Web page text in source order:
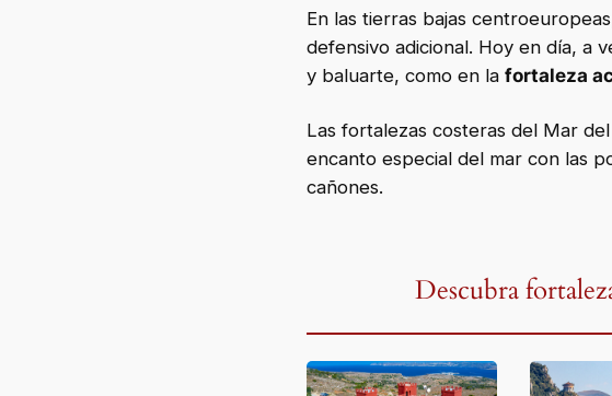
En las tierras bajas
defensivo adicional. Hoy en día, a
y baluarte, como en la fortaleza
Las fortalezas costeras del Mar
encanto especial del mar con las
cañones.
Descubra